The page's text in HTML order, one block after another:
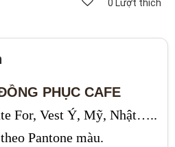
0 Lượt thích
PHỤC CAFE
For, Vest Ý, Mỹ, Nhật…..
Pantone màu.